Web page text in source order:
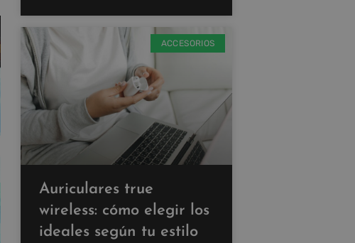
ACCESORIOS
Auriculares true
wireless: cómo elegir los
ideales según tu estilo